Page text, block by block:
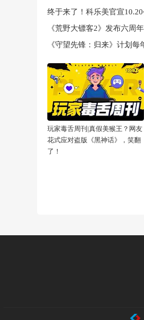
终于来了！科乐美官宣
《荒野大镖客2》发布六周
《守望先锋：归来》计划
玩家毒舌周刊|真假美猴王？网友
花式应对盗版《黑神话》，笑翻
了！